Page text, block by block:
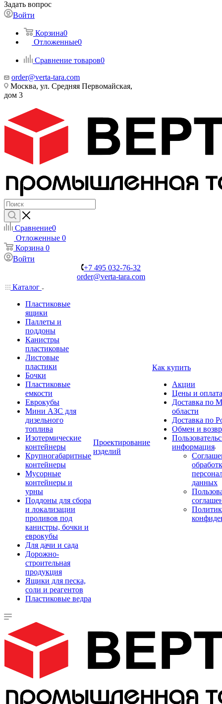
Задать вопрос
Войти
Корзина0
Отложенные0
Сравнение товаров0
order@verta-tara.com
Москва, ул. Средняя Первомайская,
дом 3
Сравнение0
Отложенные 0
Корзина 0
Войти
+7 495 032-76-32
order@verta-tara.com
Каталог
Пластиковые
ящики
Паллеты и
поддоны
Канистры
пластиковые
Листовые
пластики
Бочки
Пластиковые
емкости
Еврокубы
Мини АЗС для
дизельного
топлива
Изотермические
контейнеры
Крупногабаритные
контейнеры
Мусорные
контейнеры и
урны
Поддоны для сбора
и локализации
проливов под
канистры, бочки и
еврокубы
Для дачи и сада
Дорожно-
строительная
продукция
Ящики для песка,
соли и реагентов
Пластиковые ведра
Проектирование
изделий
Как купить
Акции
Цены и оплата
Доставка по
области
Доставка по
Обмен и
информация
данных